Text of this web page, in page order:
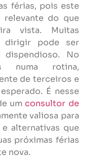
férias, pois este
relevante do que
vista. Muitas
dirigir pode ser
dispendioso. No
numa rotina,
de terceiros e
É nesse
umconsultor de
valiosa para
alternativas que
próximas férias
nova.